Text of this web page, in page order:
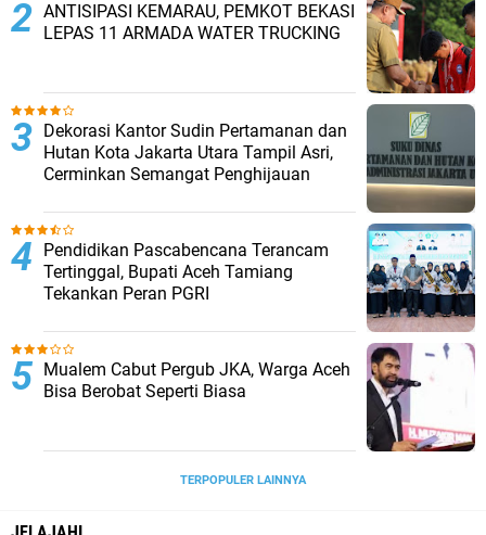
ANTISIPASI KEMARAU, PEMKOT BEKASI
LEPAS 11 ARMADA WATER TRUCKING
Dekorasi Kantor Sudin Pertamanan dan
Hutan Kota Jakarta Utara Tampil Asri,
Cerminkan Semangat Penghijauan
Pendidikan Pascabencana Terancam
Tertinggal, Bupati Aceh Tamiang
Tekankan Peran PGRI
Mualem Cabut Pergub JKA, Warga Aceh
Bisa Berobat Seperti Biasa
TERPOPULER LAINNYA